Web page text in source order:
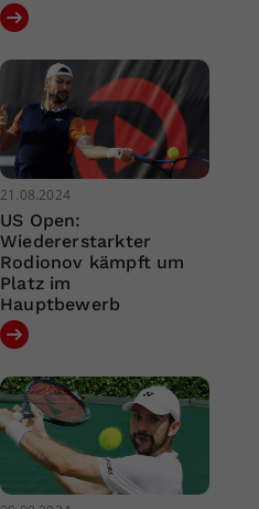
21.08.2024
US Open:
Wiedererstarkter
Rodionov kämpft um
Platz im
Hauptbewerb